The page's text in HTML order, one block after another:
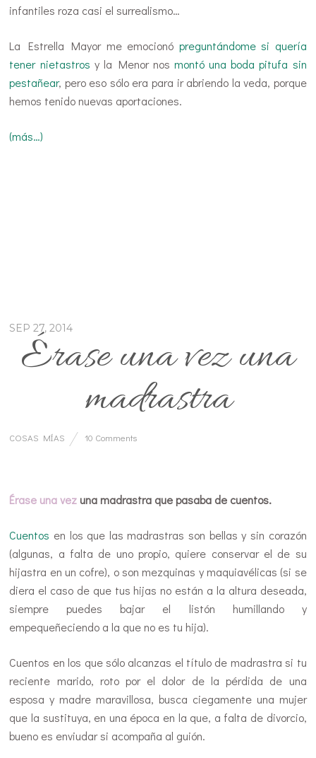
infantiles roza casi el surrealismo…
La Estrella Mayor me emocionó preguntándome si quería
tener nietastros y la Menor nosmontó una boda pitufa sin
pestañear, pero eso sólo era para ir abriendo la veda, porque
hemos tenido nuevas aportaciones.
(más…)
SEP 27, 2014
Érase una vez una
madrastra
COSAS MÍAS 10 Comments
Érase una vez una madrastra que pasaba de cuentos.
Cuentos en los que las madrastras son bellas y sin corazón
(algunas, a falta de uno propio, quiere conservar el de su
hijastra en un cofre), o son mezquinas y maquiavélicas (si se
diera el caso de que tus hijas no están a la altura deseada,
siempre puedes bajar el listón humillando y
empequeñeciendo a la que no es tu hija).
Cuentos en los que sólo alcanzas el título de madrastra si tu
reciente marido, roto por el dolor de la pérdida de una
esposa y madre maravillosa, busca ciegamente una mujer
que la sustituya, en una época en la que, a falta de divorcio,
bueno es enviudar si acompaña al guión.